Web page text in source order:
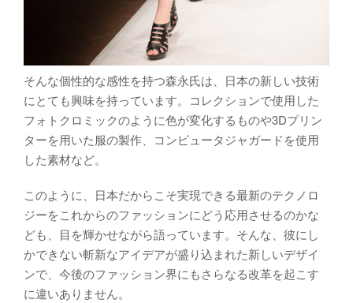
そんな個性的な感性を持つ森永氏は、日本の新しい技術
にとても興味を持っています。コレクションで使用した
フォトクロミックのように色が変化するものや3Dプリン
ターを用いた服の製作、コンピュータジャガードを使用
した素材など。
このように、日本だからこそ実現できる最新のテクノロ
ジーをこれからのファッションにどう応用させるのかな
ども、目を輝かせながら語っています。そんな、彼にし
かできない斬新なアイデアが盛り込まれた新しいデザイ
ンで、今後のファッション界にもさらなる改革を起こす
に違いありません。